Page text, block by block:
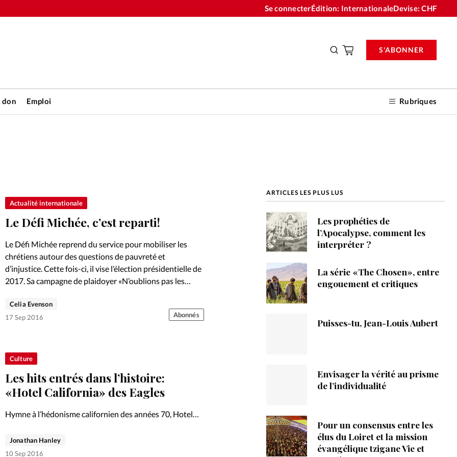
Se connecterÉdition: InternationaleDevise:CHF
don Emploi Rubriques
S'ABONNER
Foi
Opinions
La rédaction
Mon compte
Actualité internationale
Le Défi Michée, c’est reparti!
Le Défi Michée reprend du service pour mobiliser les
chrétiens autour des questions de pauvreté et
d’injustice. Cette fois-ci, il vise l’élection présidentielle de
2017. Sa campagne de plaidoyer «N’oublions pas les
Celia Evenson
17 Sep 2016
Abonnés
Culture
Les hits entrés dans l’histoire:
«Hotel California» des Eagles
Hymne à l’hédonisme californien des années 70, Hotel
après sa parution, il est encore téléchargé des millions de
fois chaque année. Les paroles de ce tube phare des…
Jonathan Hanley
10 Sep 2016
ARTICLES LES PLUS LUS
Les prophéties de
l’Apocalypse, comment les
interpréter ?
La série «The Chosen», entre
engouement et critiques
Puisses-tu, Jean-Louis Aubert
Envisager la vérité au prisme
de l’individualité
Pour un consensus entre les
élus du Loiret et la mission
évangélique tzigane Vie et